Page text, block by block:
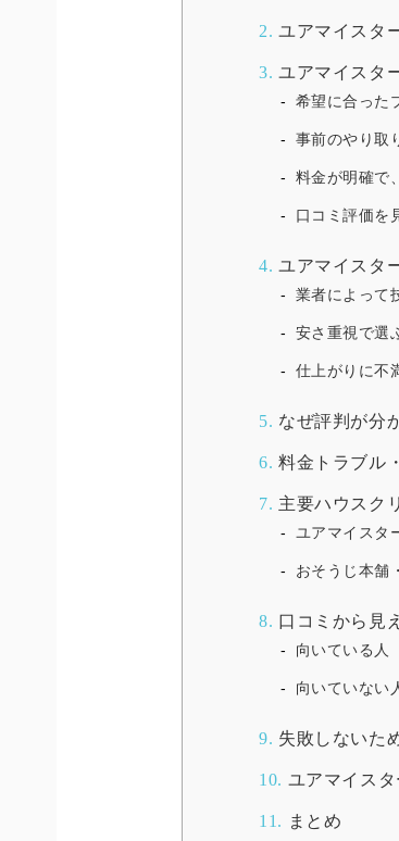
2. ユアマイスタ
3. ユアマイスタ
希望に合った
事前のやり取
料金が明確で
口コミ評価を
4. ユアマイスタ
業者によって
安さ重視で選
仕上がりに不
5. なぜ評判が分
6. 料金トラブル
7. 主要ハウスク
ユアマイスタ
おそうじ本舗
8. 口コミから見
向いている人
向いていない
9. 失敗しないた
10. ユアマイス
11. まとめ